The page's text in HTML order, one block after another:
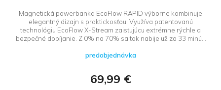
Magnetická powerbanka EcoFlow RAPID výborne kombinuje
elegantný dizajn s praktickosťou. Využíva patentovanú
technológiu EcoFlow X-Stream zaisťujúcu extrémne rýchle a
bezpečné dobíjanie. Z 0% na 70% sa tak nabije už za 33 minút.
bezdrôtovo, ostatné prístroje pomocou zabudovaného USB-C
slúchadiel.
predobjednávka
69,99 €